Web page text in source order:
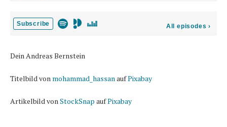
Dein Andreas Bernstein
Titelbild von mohammad_hassan aufPixabay
Artikelbild von StockSnap aufPixabay